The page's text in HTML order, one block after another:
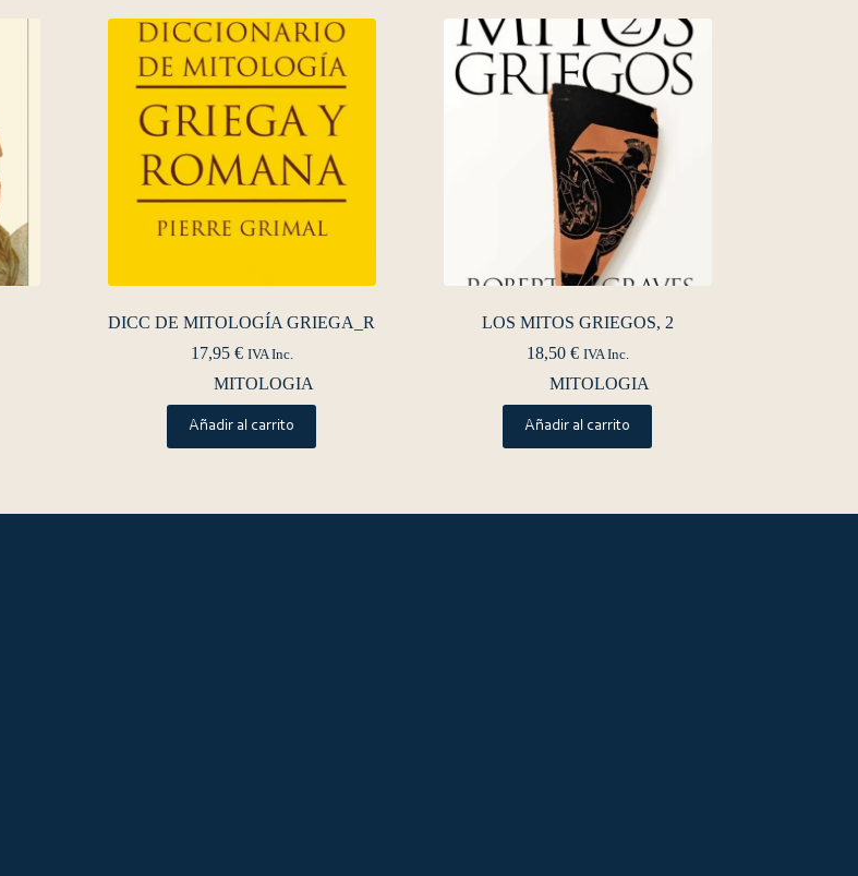
DICC DE MITOLOGÍA GRIEGA_R
17,95 € IVA Inc.
MITOLOGIA
Añadir al carrito
LOS MITOS GRIEGOS, 2
18,50 € IVA Inc.
MITOLOGIA
Añadir al carrito